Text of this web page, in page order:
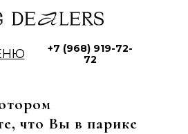
+7 (968) 919-72-
72
что Вы в парике